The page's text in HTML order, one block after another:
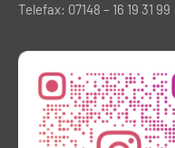
Telefax: 07148 – 16 19 31 99